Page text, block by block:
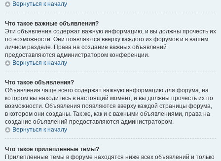
Вернуться к началу
Что такое важные объявления?
Эти объявления содержат важную информацию, и вы должны прочесть их
по возможности. Они появляются вверху каждого из форумов и в вашем
личном разделе. Права на создание важных объявлений
предоставляются администратором конференции.
Вернуться к началу
Что такое объявления?
Объявления чаще всего содержат важную информацию для форума, на
котором вы находитесь в настоящий момент, и вы должны прочесть их по
возможности. Объявления появляются вверху каждой страницы форума,
в котором они созданы. Так же, как и с важными объявлениями, права на
создание объявлений предоставляются администратором.
Вернуться к началу
Что такое прилепленные темы?
Прилепленные темы в форуме находятся ниже всех объявлений и только